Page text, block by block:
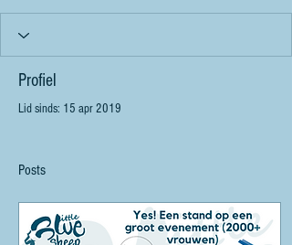
Profiel
Lid sinds: 15 apr 2019
Posts